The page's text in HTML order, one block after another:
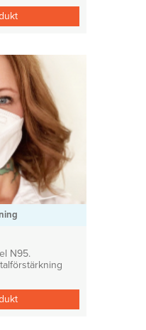
N95.